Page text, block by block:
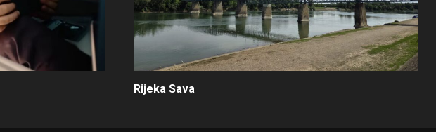
Rijeka Sava